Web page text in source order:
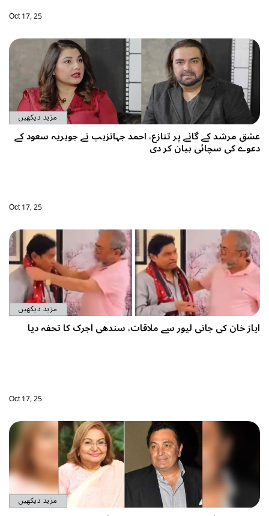
Oct 17, 25
مزید دیکھیں
عشق مرشد کے گانے پر تنازع، احمد جہانزیب نے جویریہ سعود کے
دعوے کی سچائی بیان کر دی
Oct 17, 25
مزید دیکھیں
ایاز خان کی جانی لیور سے ملاقات، سندھی اجرک کا تحفہ دیا
Oct 17, 25
مزید دیکھیں